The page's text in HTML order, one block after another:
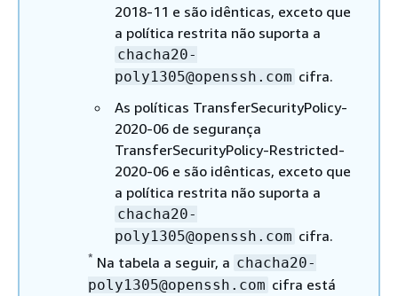
2018-11 e são idênticas, exceto que
a política restrita não suporta a
chacha20-
poly1305@openssh.com cifra.
As políticas TransferSecurityPolicy-
2020-06 de segurança
TransferSecurityPolicy-Restricted-
2020-06 e são idênticas, exceto que
a política restrita não suporta a
chacha20-
poly1305@openssh.com cifra.
* Na tabela a seguir, a chacha20-
poly1305@openssh.com cifra está